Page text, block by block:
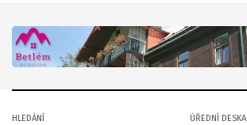
HLEDÁNÍ
ÚŘEDNÍ DESKA